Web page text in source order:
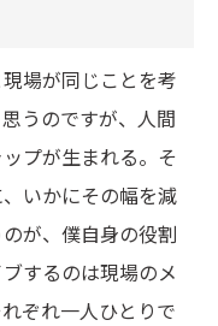
場が同じことを考
うのですが、人間
プが生まれる。そ
いかにその幅を減
が、僕自身の役割
するのは現場のメ
ぞれ一人ひとりで